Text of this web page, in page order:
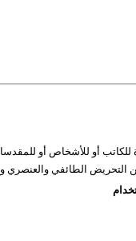
للكاتب أو للأشخاص أو
عن التحريض الطائفي والعنصري